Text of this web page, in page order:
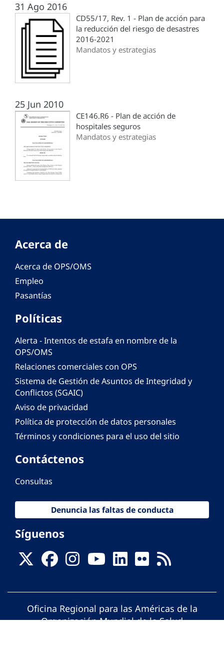
31 Ago 2016
CD55/17, Rev. 1 - Plan de acción para
la reducción del riesgo de desastres
2016-2021
Mandatos y estrategias
25 Jun 2010
CE146.R6 - Plan de acción de
hospitales seguros
Mandatos y estrategias
Acerca de
Acerca de OPS/OMS
Empleo
Pasantías
Políticas
Alerta - Intentos de estafa en nombre de la
OPS/OMS
Relaciones comerciales con OPS
Sistema de Gestión de Asuntos de Integridad y
Conflictos (SGAIC)
Aviso de privacidad
Política de protección de datos personales
Términos y condiciones para el uso del sitio
Contáctenos
Consultas
Denuncia las faltas de conducta
Síguenos
Oficina Regional para las Américas de la
Organización Mundial de la Salud